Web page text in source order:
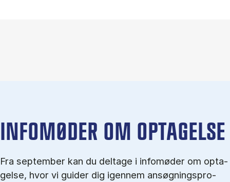
IN­FO­MØ­DER OM OP­TA­GEL­SE
Fra september kan du del­tage i in­fo­mø­der om op­ta­
gel­se, hvor vi gu­i­der dig igen­nem an­søg­nings­pro­